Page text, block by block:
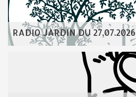
RADIO JARDIN DU 27.07.2026